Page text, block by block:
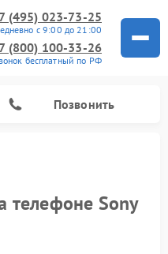
(495) 023-73-25
с 9:00 до 21:00
(800) 100-33-26
бесплатный по РФ
Позвонить
телефоне Sony